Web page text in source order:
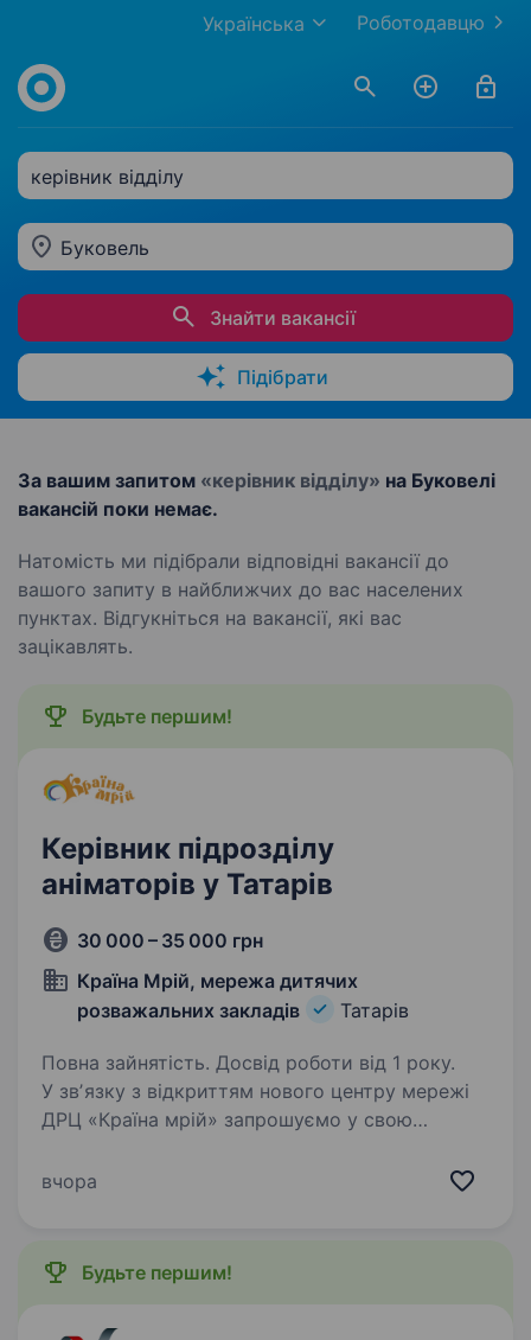
Роботодавцю
Українська
керівник відділу
Буковель
Знайти вакансії
Підібрати
За вашим запитом «керівник відділу» на Буковелі
вакансій поки немає.
Натомість ми підібрали відповідні вакансії до
вашого запиту в найближчих до вас населених
пунктах. Відгукніться на вакансії, які вас
зацікавлять.
Будьте першим!
Керівник підрозділу
аніматорів у Татарів
30 000 – 35 000 грн
Країна Мрій, мережа дитячих
розважальних закладів
Татарів
Повна зайнятість. Досвід роботи від 1 року.
У звʼязку з відкриттям нового центру мережі
ДРЦ «Країна мрій» запрошуємо у свою
аніматорів.Що буде входити в обов’язки?
вчора
Будьте першим!